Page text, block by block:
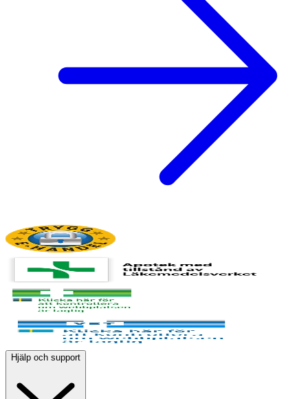
Hjälp och support